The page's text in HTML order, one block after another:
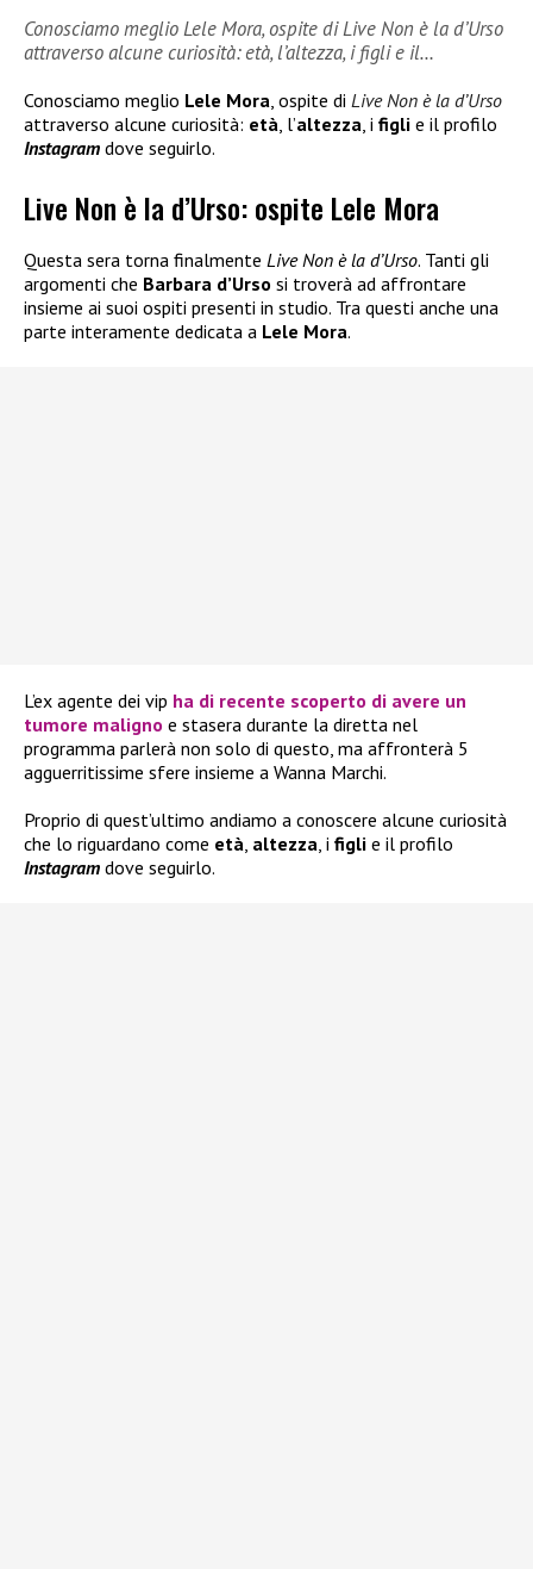
Conosciamo meglio Lele Mora, ospite di Live Non è la d’Urso
attraverso alcune curiosità: età, l’altezza, i figli e il…
Conosciamo meglio Lele Mora , ospite di Live Non è la d’Urso
attraverso alcune curiosità: età , l’altezza , i figli e il profilo
Instagram dove seguirlo.
Live Non è la d’Urso: ospite Lele Mora
Questa sera torna finalmente Live Non è la d’Urso. Tanti gli
argomenti che Barbara d’Urso si troverà ad affrontare
insieme ai suoi ospiti presenti in studio. Tra questi anche una
parte interamente dedicata a Lele Mora.
L’ex agente dei vip ha di recente scoperto di avere un
tumore maligno e stasera durante la diretta nel
programma parlerà non solo di questo, ma affronterà 5
agguerritissime sfere insieme a Wanna Marchi.
Proprio di quest’ultimo andiamo a conoscere alcune curiosità
che lo riguardano come età, altezza, i figli e il profilo
Instagram dove seguirlo.